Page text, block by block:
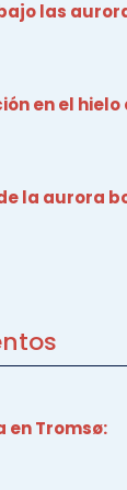
las
en el
la aurora
en Tromsø: